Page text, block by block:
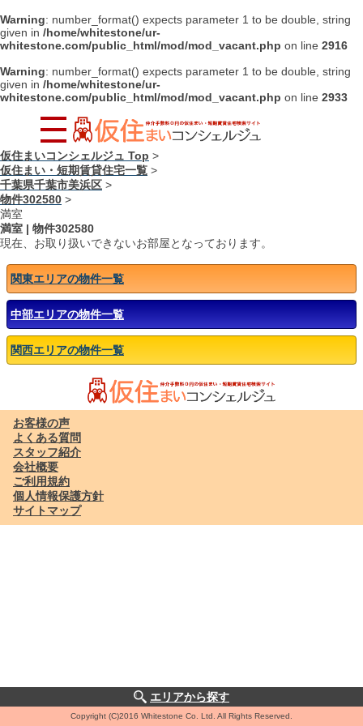
Warning: number_format() expects parameter 1 to be double, string
given in /home/whitestone/ur-
whitestone.com/public_html/mod/mod_vacant.php on line 2916
Warning: number_format() expects parameter 1 to be double, string
given in /home/whitestone/ur-
whitestone.com/public_html/mod/mod_vacant.php on line 2933
仮住まいコンシェルジュ Top >
仮住まい・短期賃貸住宅一覧 >
千葉県千葉市美浜区 >
物件302580 >
満室
満室 | 物件302580
現在、お取り扱いできないお部屋となっております。
関東エリアの物件一覧
中部エリアの物件一覧
関西エリアの物件一覧
お客様の声
よくある質問
スタッフ紹介
会社概要
ご利用規約
個人情報保護方針
サイトマップ
エリアから探す
Copyright (C)2016 Whitestone Co. Ltd. All Rights Reserved.